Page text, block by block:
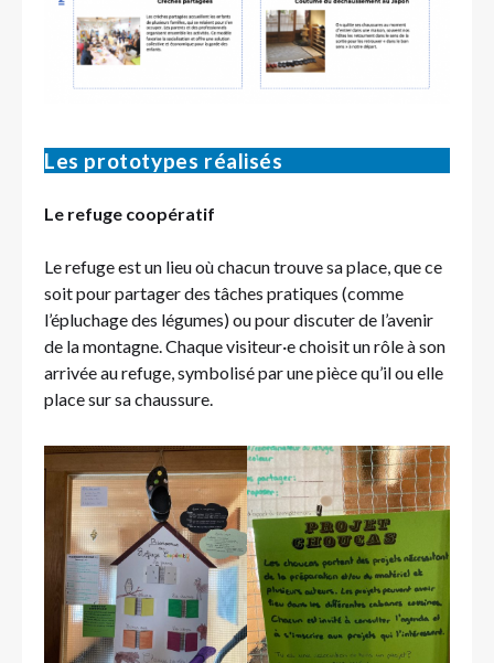
Les prototypes réalisés
Le refuge coopératif
Le refuge est un lieu où chacun trouve sa place, que ce
soit pour partager des tâches pratiques (comme
l’épluchage des légumes) ou pour discuter de l’avenir
de la montagne. Chaque visiteur·e choisit un rôle à son
arrivée au refuge, symbolisé par une pièce qu’il ou elle
place sur sa chaussure.